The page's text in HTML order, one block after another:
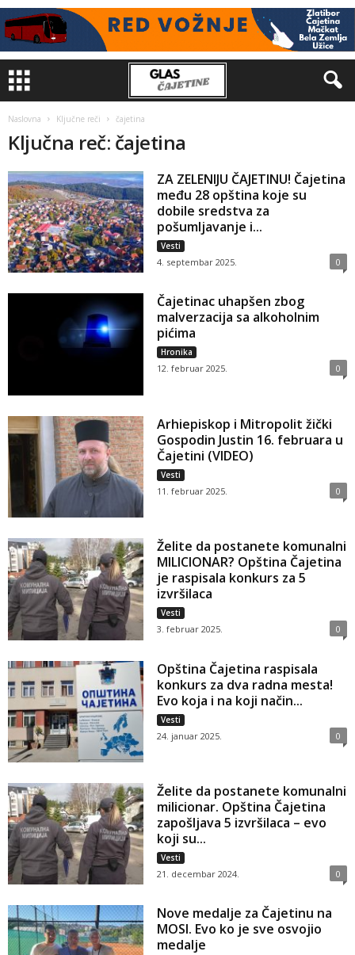
Naslovna Ključne reči čajetina
Ključna reč: čajetina
ZA ZELENIJU ČAJETINU! Čajetina
među 28 opština koje su
dobile sredstva za
pošumljavanje i...
Vesti
4. septembar 2025. 0
Čajetinac uhapšen zbog
malverzacija sa alkoholnim
pićima
Hronika
12. februar 2025. 0
Arhiepiskop i Mitropolit žički
Gospodin Justin 16. februara u
Čajetini (VIDEO)
Vesti
11. februar 2025. 0
Želite da postanete komunalni
MILICIONAR? Opština Čajetina
je raspisala konkurs za 5
izvršilaca
Vesti
3. februar 2025. 0
Opština Čajetina raspisala
konkurs za dva radna mesta!
Evo koja i na koji način...
Vesti
24. januar 2025. 0
Želite da postanete komunalni
milicionar. Opština Čajetina
zapošljava 5 izvršilaca – evo
koji su...
Vesti
21. decembar 2024. 0
Nove medalje za Čajetinu na
MOSI. Evo ko je sve osvojio
medalje